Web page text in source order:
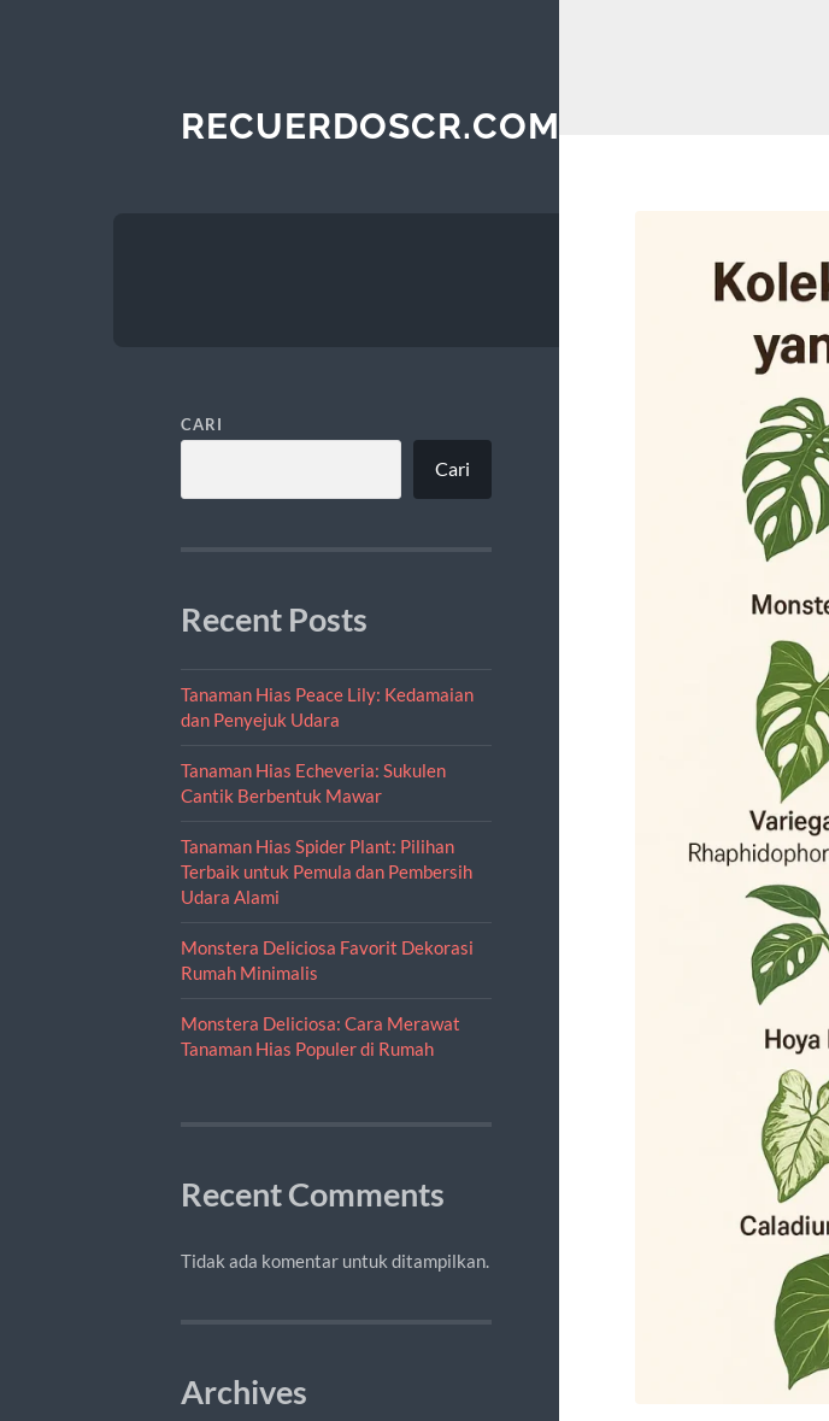
RECUERDOSCR.COM
CARI
Cari
Recent Posts
Tanaman Hias Peace Lily: Kedamaian
dan Penyejuk Udara
Tanaman Hias Echeveria: Sukulen
Cantik Berbentuk Mawar
Tanaman Hias Spider Plant: Pilihan
Terbaik untuk Pemula dan Pembersih
Udara Alami
Monstera Deliciosa Favorit Dekorasi
Rumah Minimalis
Monstera Deliciosa: Cara Merawat
Tanaman Hias Populer di Rumah
Recent Comments
Tidak ada komentar untuk ditampilkan.
Archives